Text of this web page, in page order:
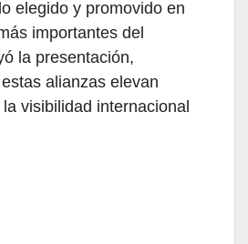
elegido y promovido en
importantes del
la presentación,
alianzas elevan
visibilidad internacional